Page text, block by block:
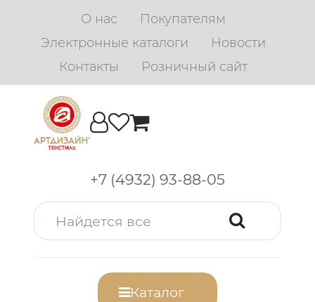
О нас
Покупателям
Электронные каталоги
Новости
Контакты
Розничный сайт
+7 (4932) 93-88-05
Каталог